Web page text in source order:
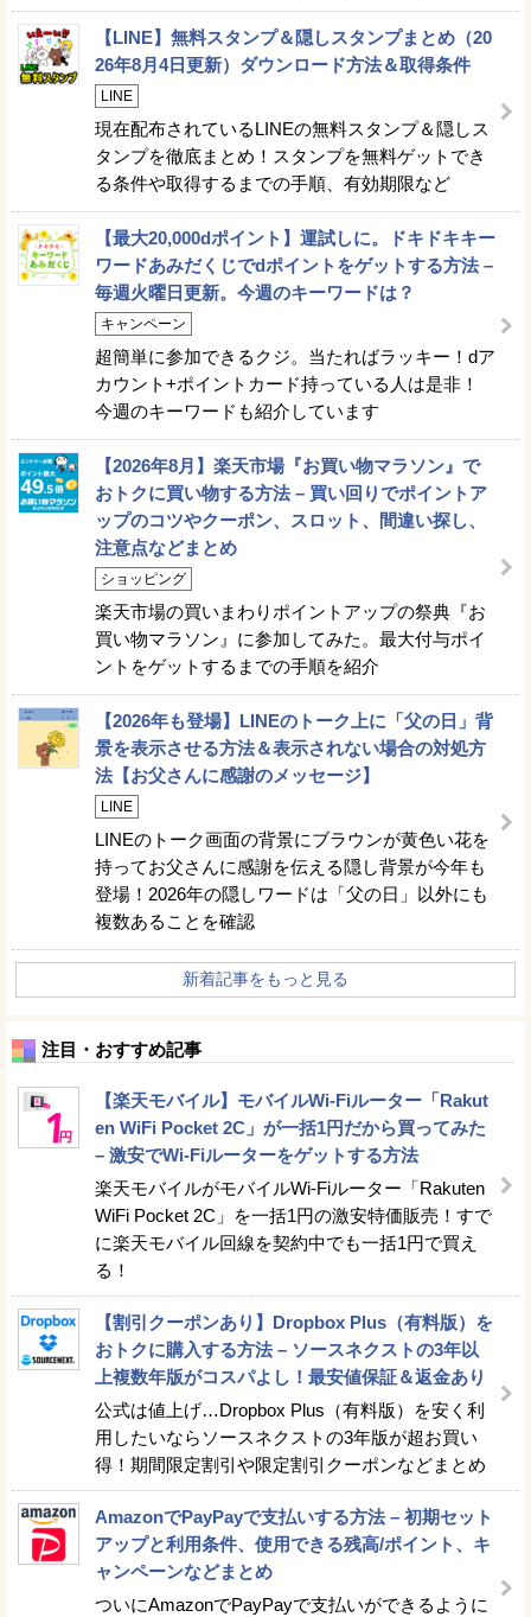
【LINE】無料スタンプ＆隠しスタンプまとめ（20
26年8月4日更新）ダウンロード方法＆取得条件
LINE
現在配布されているLINEの無料スタンプ＆隠しス
タンプを徹底まとめ！スタンプを無料ゲットでき
る条件や取得するまでの手順、有効期限など
【最大20,000dポイント】運試しに。ドキドキキー
ワードあみだくじでdポイントをゲットする方法 –
毎週火曜日更新。今週のキーワードは？
キャンペーン
超簡単に参加できるクジ。当たればラッキー！dア
カウント+ポイントカード持っている人は是非！
今週のキーワードも紹介しています
【2026年8月】楽天市場『お買い物マラソン』で
おトクに買い物する方法 – 買い回りでポイントア
ップのコツやクーポン、スロット、間違い探し、
注意点などまとめ
ショッピング
楽天市場の買いまわりポイントアップの祭典『お
買い物マラソン』に参加してみた。最大付与ポイ
ントをゲットするまでの手順を紹介
【2026年も登場】LINEのトーク上に「父の日」背
景を表示させる方法＆表示されない場合の対処方
法【お父さんに感謝のメッセージ】
LINE
LINEのトーク画面の背景にブラウンが黄色い花を
持ってお父さんに感謝を伝える隠し背景が今年も
登場！2026年の隠しワードは「父の日」以外にも
複数あることを確認
新着記事をもっと見る
注目・おすすめ記事
【楽天モバイル】モバイルWi-Fiルーター「Rakut
en WiFi Pocket 2C」が一括1円だから買ってみた
– 激安でWi-Fiルーターをゲットする方法
楽天モバイルがモバイルWi-Fiルーター「Rakuten
WiFi Pocket 2C」を一括1円の激安特価販売！すで
に楽天モバイル回線を契約中でも一括1円で買え
る！
【割引クーポンあり】Dropbox Plus（有料版）を
おトクに購入する方法 – ソースネクストの3年以
上複数年版がコスパよし！最安値保証＆返金あり
公式は値上げ…Dropbox Plus（有料版）を安く利
用したいならソースネクストの3年版が超お買い
得！期間限定割引や限定割引クーポンなどまとめ
AmazonでPayPayで支払いする方法 – 初期セット
アップと利用条件、使用できる残高/ポイント、キ
ャンペーンなどまとめ
ついにAmazonでPayPayで支払いができるように